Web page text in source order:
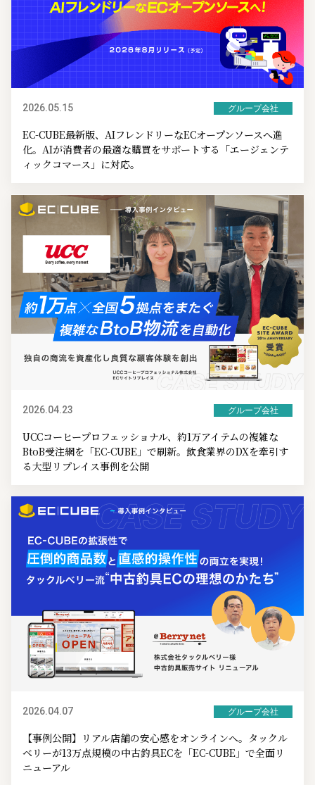
2026.05.15 グループ会社
EC-CUBE最新版、AIフレンドリーなECオープンソースへ進
化。AIが消費者の最適な購買をサポートする「エージェンテ
ィックコマース」に対応。
2026.04.23 グループ会社
UCCコーヒープロフェッショナル、約1万アイテムの複雑な
BtoB受注網を「EC-CUBE」で刷新。飲食業界のDXを牽引す
る大型リプレイス事例を公開
2026.04.07 グループ会社
【事例公開】リアル店舗の安心感をオンラインへ。タックル
ベリーが13万点規模の中古釣具ECを「EC-CUBE」で全面リ
ニューアル